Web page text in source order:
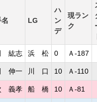
LG
ハ
ン
デ
現ラン
ク
紘志 浜 松 0 Ａ-187
伸一 川 口 10 Ａ-110
義孝 船 橋 10 Ａ-81